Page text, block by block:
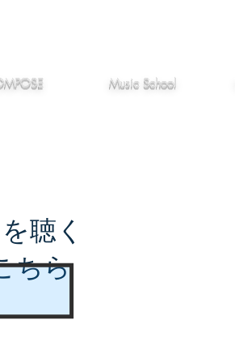
Music School
聴く
ちら